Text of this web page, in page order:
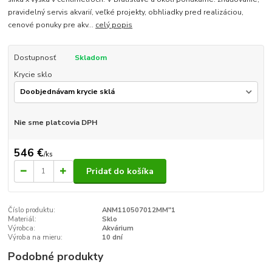
pravidelný servis akvarií, veľké projekty, obhliadky pred realizáciou,
cenové ponuky pre akv... celý popis
Dostupnosť
Skladom
Krycie sklo
Nie sme platcovia DPH
546 €/ks
Pridať do košíka
Číslo produktu:
ANM110507012MM"1
Materiál:
Sklo
Výrobca:
Akvárium
Výroba na mieru:
10 dní
Podobné produkty